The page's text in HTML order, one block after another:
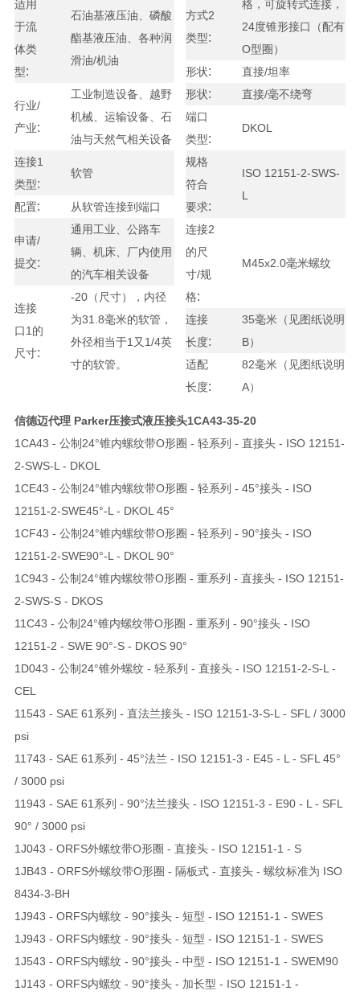
适用
于流
体类
型:
石油基液压油、磷酸
酯基液压油、各种润
滑油/机油
行业/
产业:
工业制造设备、越野
机械、运输设备、石
油与天然气相关设备
连接1
类型:
软管
配置: 从软管连接到端口
申请/
提交:
通用工业、公路车
辆、机床、厂内使用
的汽车相关设备
连接
口1的
尺寸:
-20（尺寸），内径
为31.8毫米的软管，
外径相当于1又1/4英
寸的软管。
方式2
类型:
格，可旋转式连接，
24度锥形接口（配有
O型圈）
形状:
直接/坦率
形状:
直接/毫不绕弯
端口
类型:
DKOL
规格
符合
要求:
ISO 12151-2-SWS-
L
连接2
的尺
寸/规
格:
M45x2.0毫米螺纹
连接
长度:
35毫米（见图纸说明
B）
适配
长度:
82毫米（见图纸说明
A）
信德迈代理 Parker压接式液压接头1CA43-35-20
1CA43 - 公制24°锥内螺纹带O形圈 - 轻系列 - 直接头 - ISO 12151-
2-SWS-L - DKOL
1CE43 - 公制24°锥内螺纹带O形圈 - 轻系列 - 45°接头 - ISO
12151-2-SWE45°-L - DKOL 45°
1CF43 - 公制24°锥内螺纹带O形圈 - 轻系列 - 90°接头 - ISO
12151-2-SWE90°-L - DKOL 90°
1C943 - 公制24°锥内螺纹带O形圈 - 重系列 - 直接头 - ISO 12151-
2-SWS-S - DKOS
11C43 - 公制24°锥内螺纹带O形圈 - 重系列 - 90°接头 - ISO
12151-2 - SWE 90°-S - DKOS 90°
1D043 - 公制24°锥外螺纹 - 轻系列 - 直接头 - ISO 12151-2-S-L -
CEL
11543 - SAE 61系列 - 直法兰接头 - ISO 12151-3-S-L - SFL / 3000
psi
11743 - SAE 61系列 - 45°法兰 - ISO 12151-3 - E45 - L - SFL 45°
/ 3000 psi
11943 - SAE 61系列 - 90°法兰接头 - ISO 12151-3 - E90 - L - SFL
90° / 3000 psi
1J043 - ORFS外螺纹带O形圈 - 直接头 - ISO 12151-1 - S
1JB43 - ORFS外螺纹带O形圈 - 隔板式 - 直接头 - 螺纹标准为 ISO
8434-3-BH
1J943 - ORFS内螺纹 - 90°接头 - 短型 - ISO 12151-1 - SWES
1J943 - ORFS内螺纹 - 90°接头 - 短型 - ISO 12151-1 - SWES
1J543 - ORFS内螺纹 - 90°接头 - 中型 - ISO 12151-1 - SWEM90
1J143 - ORFS内螺纹 - 90°接头 - 加长型 - ISO 12151-1 -